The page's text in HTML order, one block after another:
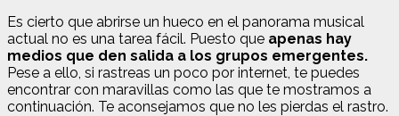
Es cierto que abrirse un hueco en el panorama musical
actual no es una tarea fácil. Puesto que apenas hay
medios que den salida a los grupos emergentes.
Pese a ello, si rastreas un poco por internet, te puedes
encontrar con maravillas como las que te mostramos a
continuación. Te aconsejamos que no les pierdas el rastro.